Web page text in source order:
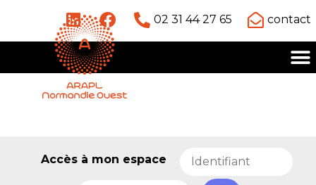
02 31 44 27 65 contact
Accès à mon espace